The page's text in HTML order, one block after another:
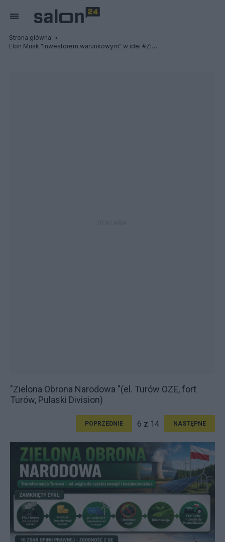
Strona główna
Elon Musk "inwestorem warunkowym" w idei #ZielonaObronaNarodowa
"Zielona Obrona Narodowa "(el. Turów OZE, fort
Turów, Pulaski Division)
POPRZEDNIE 6 z 14 NASTĘPNE